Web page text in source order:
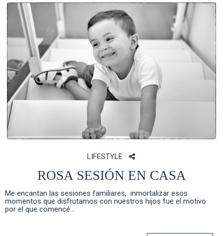
LIFESTYLE ·
ROSA SESIÓN EN CASA
Me encantan las sesiones familiares, inmortalizar esos
momentos que disfrutamos con nuestros hijos fue el motivo
por el que comencé...